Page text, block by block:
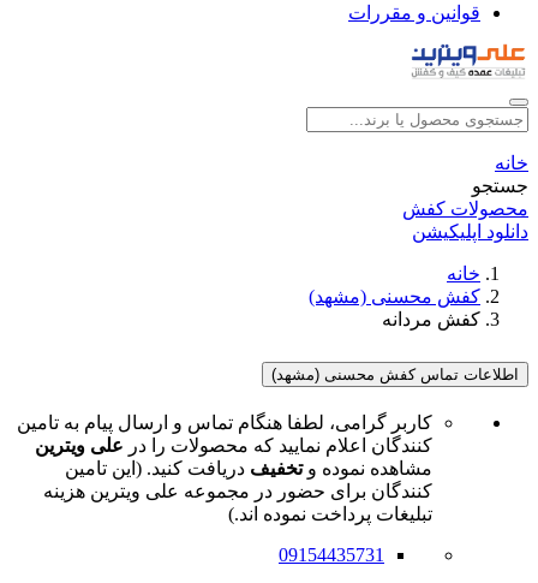
قوانین و مقررات
خانه
جستجو
محصولات کفش
دانلود اپلیکیشن
خانه
کفش محسنی (مشهد)
کفش مردانه
اطلاعات تماس کفش محسنی (مشهد)
کاربر گرامی، لطفا هنگام تماس و ارسال پیام به تامین
کنندگان اعلام نمایید که محصولات را در علی ویترین
مشاهده نموده وتخفیف دریافت کنید. (این تامین
کنندگان برای حضور در مجموعه علی ویترین هزینه
تبلیغات پرداخت نموده اند.)
09154435731